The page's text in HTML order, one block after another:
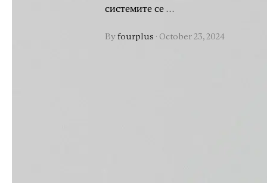
системите се …
Byfourplus · October 23, 2024